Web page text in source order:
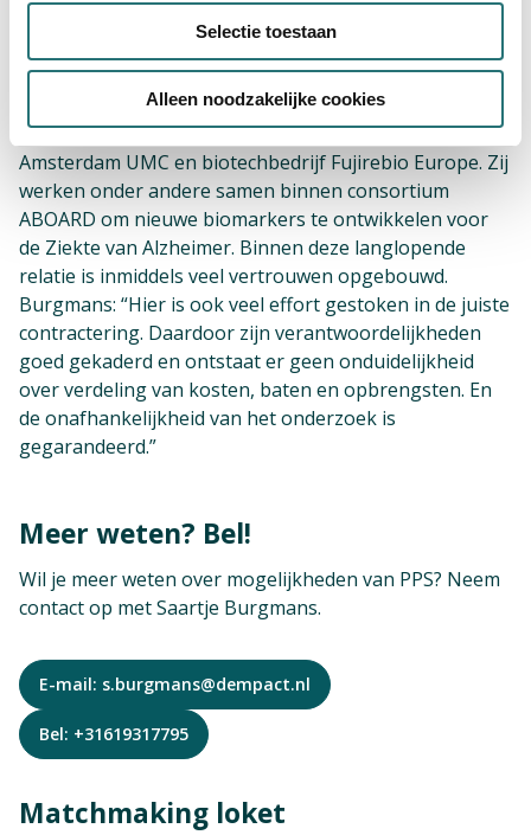
Selectie toestaan
Alleen noodzakelijke cookies
Gelijkwaardige samenwerking
Een voorbeeld uit de praktijk waarbij PPS goed werkt is
de duurzame en gelijkwaardige samenwerking tussen
Amsterdam UMC en biotechbedrijf Fujirebio Europe. Zij
werken onder andere samen binnen consortium
ABOARD om nieuwe biomarkers te ontwikkelen voor
de Ziekte van Alzheimer. Binnen deze langlopende
relatie is inmiddels veel vertrouwen opgebouwd.
Burgmans: “Hier is ook veel effort gestoken in de juiste
contractering. Daardoor zijn verantwoordelijkheden
goed gekaderd en ontstaat er geen onduidelijkheid
over verdeling van kosten, baten en opbrengsten. En
de onafhankelijkheid van het onderzoek is
gegarandeerd.”
Meer weten? Bel!
Wil je meer weten over mogelijkheden van PPS? Neem
contact op met Saartje Burgmans.
E-mail: s.burgmans@dempact.nl
Bel: +31619317795
Matchmaking loket